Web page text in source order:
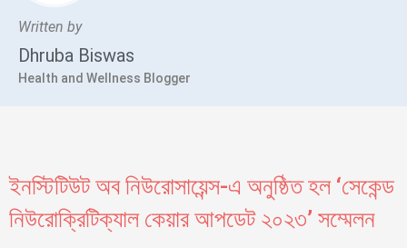
Written by
Dhruba Biswas
Health and Wellness Blogger
ইনস্টিটিউট অব নিউরোসায়েন্স-এ অনুষ্ঠিত হল ‘সেকেন্ড
নিউরোক্রিটিক্যাল কেয়ার আপডেট ২০২৩’ সম্মেলন